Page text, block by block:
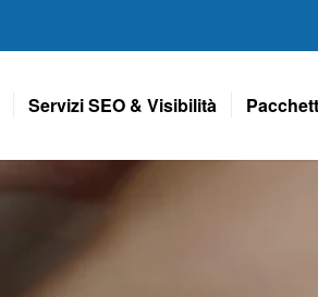
Servizi SEO & Visibilità